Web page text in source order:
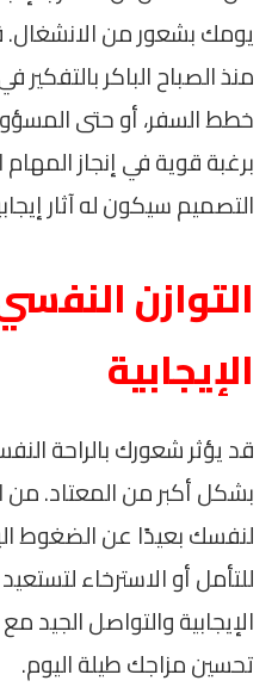
يومك بشعور من
منذ الصباح الباكر
خطط السفر، أو حتى
برغبة قوية في إنجاز
التصميم سيكون له آثار
التوازن
الإيجابية
قد يؤثر شعورك بالراحة
بشكل أكبر من المعتاد. من
لنفسك بعيدًا عن الضغوط
للتأمل أو الاسترخاء
الإيجابية والتواصل
تحسين مزاجك طيلة اليوم.